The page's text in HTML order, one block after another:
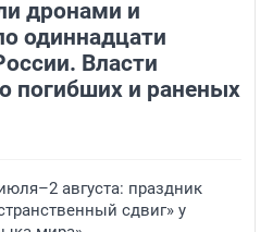
дронами и
одиннадцати
Власти
погибших и раненых
августа: праздник
сдвиг» у